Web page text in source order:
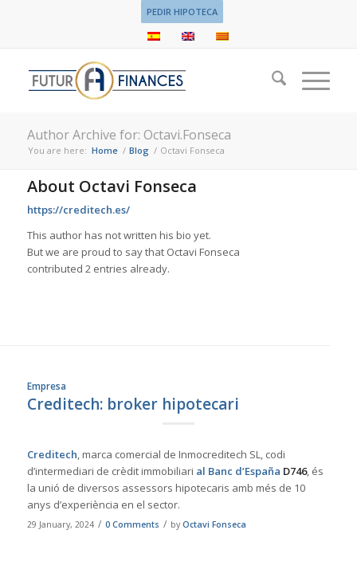
PEDIR HIPOTECA
Author Archive for: Octavi.Fonseca
You are here: Home / Blog / Octavi Fonseca
About Octavi Fonseca
https://creditech.es/
This author has not written his bio yet.
But we are proud to say that Octavi Fonseca
contributed 2 entries already.
Empresa
Creditech: broker hipotecari
Creditech, marca comercial de Inmocreditech SL, codi
d’intermediari de crèdit immobiliari al Banc d’España D746, és
la unió de diversos assessors hipotecaris amb més de 10
anys d’experiència en el sector.
29 January, 2024 / 0 Comments / by Octavi Fonseca